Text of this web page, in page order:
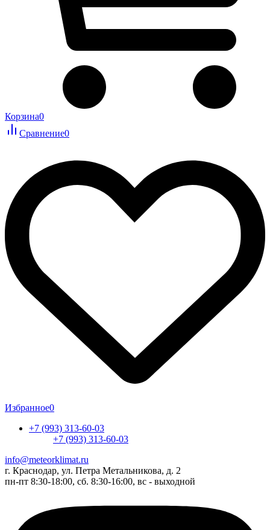
Корзина0
Сравнение0
Избранное0
+7 (993) 313-60-03
+7 (993) 313-60-03
info@meteorklimat.ru
г. Краснодар, ул. Петра Метальникова, д. 2
пн-пт 8:30-18:00, сб. 8:30-16:00, вс - выходной